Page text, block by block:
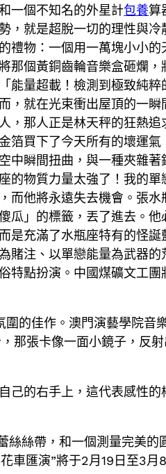
一個不知名的外星計包養算
，就是超脫一切的理性與
物：一個用一萬塊小小的
那個黃銅齒輪音樂盒砸爛
能量超載！檢測到極致純
，就在光束衝出屋頂的一
，那人正是林天秤的狂熱
箔買下了今天所有的壞運
中瞬間扭曲，與一種夾雜
的物質力量太強了！我的
他將永遠失去機會。張
瓜」的標籤，丟了進去。
是充滿了水瓶座特有的怪
賭注、以單戀能量為武器
特點扮演。中國煤礦文工
的佳作。澳門演藝學院音
那張卡像一面小鏡子，反
己的右手上，這代表感性
絲帶，和一個測量完美的
車匯演”將于2月19日至3月